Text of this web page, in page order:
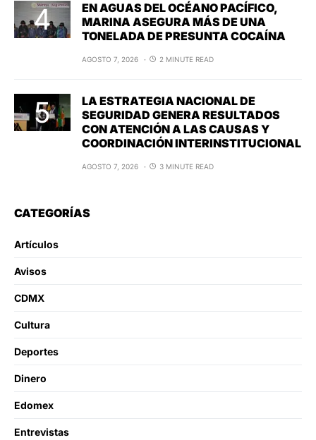
EN AGUAS DEL OCÉANO PACÍFICO,
MARINA ASEGURA MÁS DE UNA
TONELADA DE PRESUNTA COCAÍNA
AGOSTO 7, 2026 2 MINUTE READ
LA ESTRATEGIA NACIONAL DE
SEGURIDAD GENERA RESULTADOS
CON ATENCIÓN A LAS CAUSAS Y
COORDINACIÓN INTERINSTITUCIONAL
AGOSTO 7, 2026 3 MINUTE READ
CATEGORÍAS
Artículos
Avisos
CDMX
Cultura
Deportes
Dinero
Edomex
Entrevistas